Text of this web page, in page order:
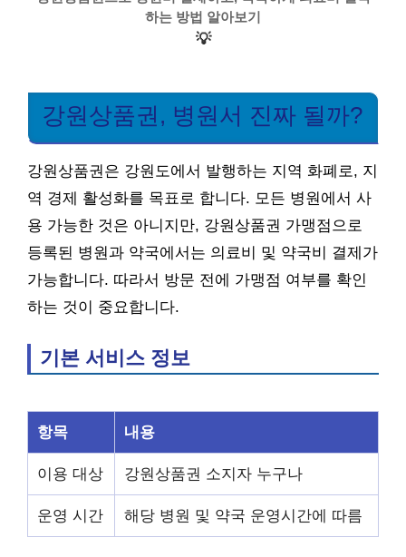
하는 방법 알아보기
💡
강원상품권, 병원서 진짜 될까?
강원상품권은 강원도에서 발행하는 지역 화폐로, 지
역 경제 활성화를 목표로 합니다. 모든 병원에서 사
용 가능한 것은 아니지만, 강원상품권 가맹점으로
등록된 병원과 약국에서는 의료비 및 약국비 결제가
가능합니다. 따라서 방문 전에 가맹점 여부를 확인
하는 것이 중요합니다.
기본 서비스 정보
항목 내용
이용 대상 강원상품권 소지자 누구나
운영 시간 해당 병원 및 약국 운영시간에 따름